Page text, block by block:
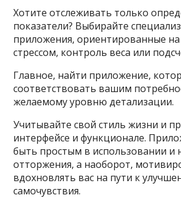
Хотите отслеживать только
показатели? Выбирайте
приложения, ориентированные
стрессом, контроль веса или
Главное, найти приложение,
соответствовать вашим
желаемому уровню детализации.
Учитывайте свой стиль жизни и
интерфейсе и функционале.
быть простым в использовании и
отторжения, а наоборот,
вдохновлять вас на пути к
самочувствия.